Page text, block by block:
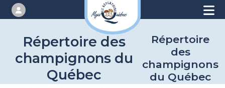
Répertoire des
champignons du
Québec
Répertoire
des
champignons
du Québec